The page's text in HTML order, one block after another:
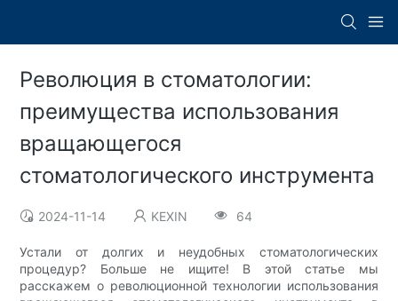
Революция в стоматологии:
преимущества использования
вращающегося
стоматологического инструмента
2024-11-14 KEXIN 64
Устали от долгих и неудобных стоматологических
процедур? Больше не ищите! В этой статье мы
расскажем о революционной технологии использования